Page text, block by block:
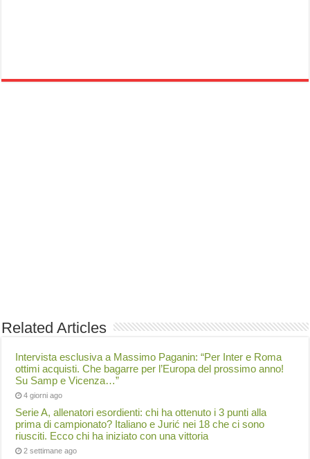
Related Articles
Intervista esclusiva a Massimo Paganin: “Per Inter e Roma
ottimi acquisti. Che bagarre per l’Europa del prossimo anno!
Su Samp e Vicenza…”
4 giorni ago
Serie A, allenatori esordienti: chi ha ottenuto i 3 punti alla
prima di campionato? Italiano e Jurić nei 18 che ci sono
riusciti. Ecco chi ha iniziato con una vittoria
2 settimane ago